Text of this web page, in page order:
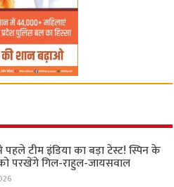
पहले टीम इंडिया का बड़ा टेस्ट! स्पिन के
परखेंगे गिल-राहुल-जायसवाल